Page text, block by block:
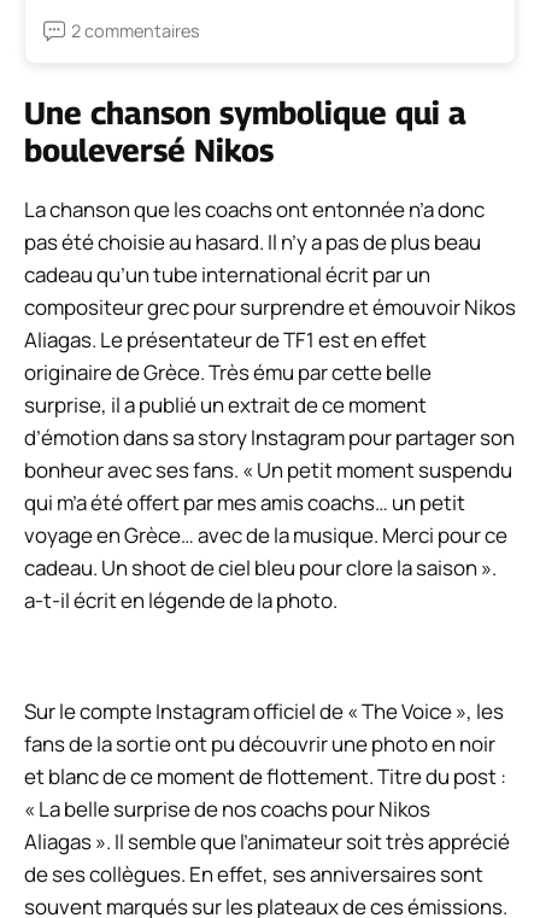
2 commentaires
Une chanson symbolique qui a
bouleversé Nikos
La chanson que les coachs ont entonnée n’a donc
pas été choisie au hasard. Il n’y a pas de plus beau
cadeau qu’un tube international écrit par un
compositeur grec pour surprendre et émouvoir Nikos
Aliagas. Le présentateur de TF1 est en effet
originaire de Grèce. Très ému par cette belle
surprise, il a publié un extrait de ce moment
d’émotion dans sa story Instagram pour partager son
bonheur avec ses fans. « Un petit moment suspendu
qui m’a été offert par mes amis coachs… un petit
voyage en Grèce… avec de la musique. Merci pour ce
cadeau. Un shoot de ciel bleu pour clore la saison ».
a-t-il écrit en légende de la photo.
Sur le compte Instagram officiel de « The Voice », les
fans de la sortie ont pu découvrir une photo en noir
et blanc de ce moment de flottement. Titre du post :
« La belle surprise de nos coachs pour Nikos
Aliagas ». Il semble que l’animateur soit très apprécié
de ses collègues. En effet, ses anniversaires sont
souvent marqués sur les plateaux de ces émissions.